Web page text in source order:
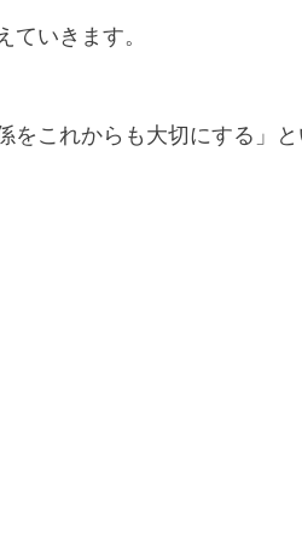
ていきます。
これからも大切にする」と